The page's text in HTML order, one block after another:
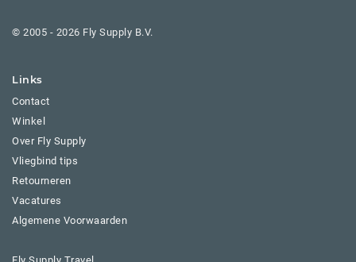
© 2005 - 2026 Fly Supply B.V.
Links
Contact
Winkel
Over Fly Supply
Vliegbind tips
Retourneren
Vacatures
Algemene Voorwaarden